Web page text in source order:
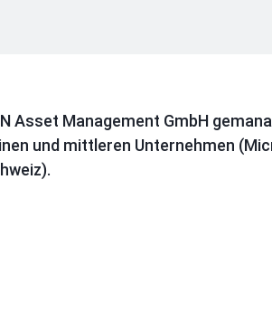
Asset Management GmbH
und mittleren Unternehmen